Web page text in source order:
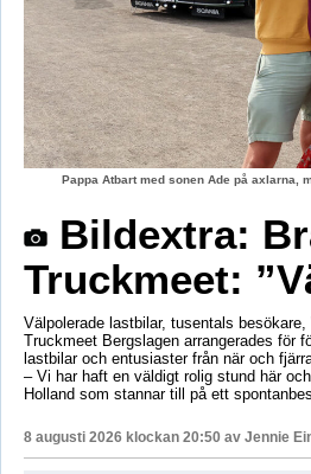
Pappa Atbart med sonen Ade på axlarna,
Bildextra:
Truckmeet:
Välpolerade lastbilar, tusentals
Truckmeet Bergslagen arrangerades för
lastbilar och entusiaster från när och
– Vi har haft en väldigt rolig stund här
Holland som stannar till på ett
8 augusti 2026 klockan 20:50 av Jennie